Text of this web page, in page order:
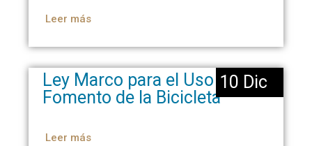
Leer más
Ley Marco para el Uso y
Fomento de la Bicicleta
Leer más
10 Dic